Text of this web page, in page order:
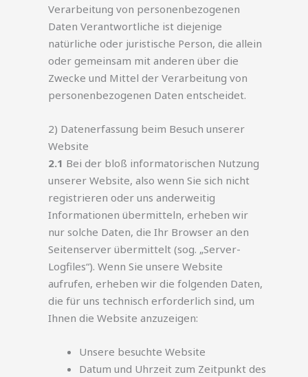
Verarbeitung von personenbezogenen
Daten Verantwortliche ist diejenige
natürliche oder juristische Person, die allein
oder gemeinsam mit anderen über die
Zwecke und Mittel der Verarbeitung von
personenbezogenen Daten entscheidet.
2) Datenerfassung beim Besuch unserer
Website
2.1 Bei der bloß informatorischen Nutzung
unserer Website, also wenn Sie sich nicht
registrieren oder uns anderweitig
Informationen übermitteln, erheben wir
nur solche Daten, die Ihr Browser an den
Seitenserver übermittelt (sog. „Server-
Logfiles“). Wenn Sie unsere Website
aufrufen, erheben wir die folgenden Daten,
die für uns technisch erforderlich sind, um
Ihnen die Website anzuzeigen:
Unsere besuchte Website
Datum und Uhrzeit zum Zeitpunkt des